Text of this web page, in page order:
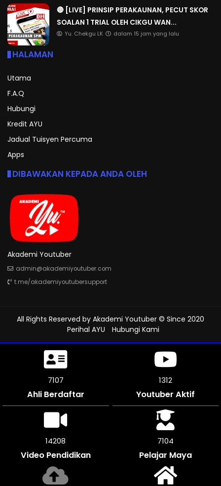
🔴 [LIVE] PRINSIP PERAKAUNAN, PECUT SKOR
SOALAN 1 TRIAL OLEH CIKGU WAN...
Yu. Chekgu LK dalam 15 jam yang lalu
HALAMAN
Utama
F.A.Q
Hubungi
Kredit AYU
Jadual Tuisyen Percuma
Apps
DIBAWAKAN KEPADA ANDA OLEH
Akademi Youtuber
admin@akademiyoutuber.com
t.me/akademiyoutubersupport
All Rights Reserved by Akademi Youtuber © Since 2020
Perihal AYU
Hubungi Kami
7500
Ahli Berdaftar
1312
Youtuber Aktif
15000
Video Pendidikan
7500
Pelajar Maya